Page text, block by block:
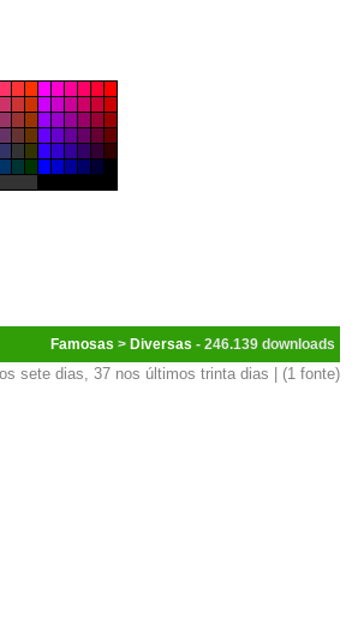
Famosas > Diversas - 246.139
sete dias, 37 nos últimos trinta dias | (1 fonte)